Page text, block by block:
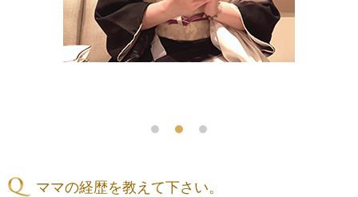
ママの経歴を教えて下さい。